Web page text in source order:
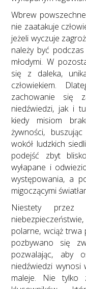
Wbrew
nie zaatakuje
jeżeli wyczuje
należy być
młodymi. W
się z daleka,
człowiekiem.
zachowanie się
niedźwiedzi, jak i
kiedy misiom
żywności,
wokół ludzkich
podejść zbyt
wyłapane i
występowania, a
migoczącymi
Niestety przez
polarne, wciąż trwa
pozbywano się
pozwalając, aby
niedźwiedzi
maleje. Nie tylko